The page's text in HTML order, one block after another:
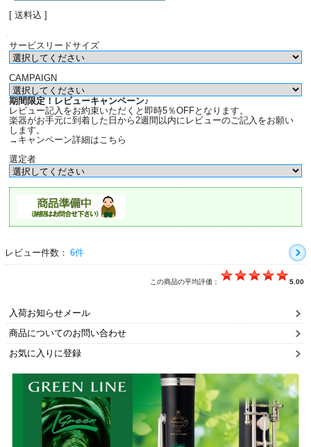
[ 送料込 ]
サービスリードサイズ
CAMPAIGN
期間限定！レビューキャンペーン♪
レビュー記入をお約束いただくと即時5％OFFとなります。
楽器がお手元に到着した日から2週間以内にレビューのご記入をお願い
します。
→キャンペーン詳細はこちら
選定者
レビュー件数： 6件
この商品の平均評価： 5.00
入荷お知らせメール
商品についてのお問い合わせ
お気に入りに登録